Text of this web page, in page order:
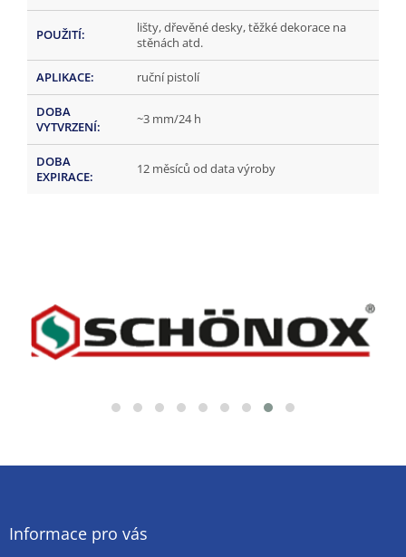
POUŽITÍ:
lišty, dřevěné desky, těžké dekorace na
stěnách atd.
APLIKACE: ruční pistolí
DOBA
VYTVRZENÍ: ~3 mm/24 h
DOBA
EXPIRACE: 12 měsíců od data výroby
Informace pro vás